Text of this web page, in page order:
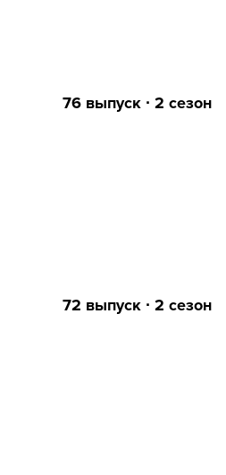
76 выпуск ∙ 2 сезон
72 выпуск ∙ 2 сезон